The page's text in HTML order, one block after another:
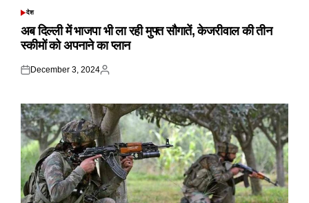
POSTED
देश
अब दिल्ली में भाजपा भी ला रही मुफ्त सौगातें, केजरीवाल की तीन
स्कीमों को अपनाने का प्लान
Posted
December 3, 2024
Posted